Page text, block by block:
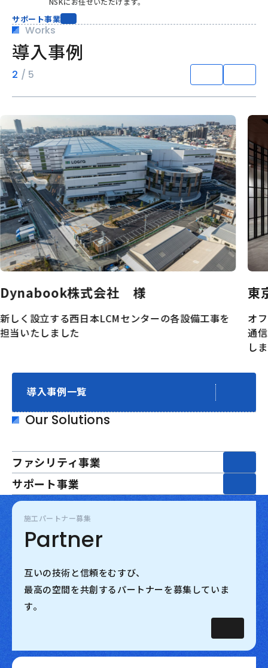
サポート事業
Works
導入事例
2 / 5
Dynabook株式会社 様
新しく設立する西日本LCMセンターの各設備工事を
担当いたしました
東
オ
通
し
導入事例一覧
Our Solutions
ファシリティ事業
サポート事業
施工パートナー募集
Partner
互いの技術と信頼をむすび、
最高の空間を共創するパートナーを募集していま
す。